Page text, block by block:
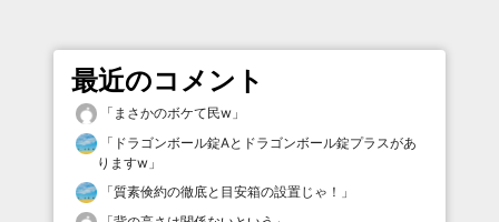
最近のコメント
「 まさかのボケて民w 」
「 ドラゴンボール錠Aとドラゴンボール錠プラスがあ
りますw 」
「質素倹約の徹底と目安箱の設置じゃ！ 」